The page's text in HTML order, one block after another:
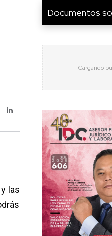
las
Documentos